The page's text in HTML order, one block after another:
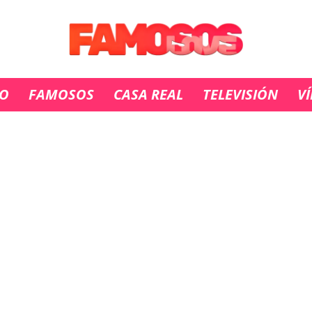
FAMOSOS CASA REAL TELEVISIÓN